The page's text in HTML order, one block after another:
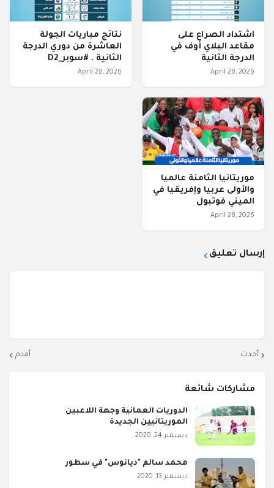
اشتداد الصراع على
مقاعد البلاي أوف في
الدرجة الثانية
April 28, 2026
نتائج مباريات الجولة
العاشرة من دوري الدرجة
الثانية . #سوبر_D2
April 28, 2026
موريتانيا الثامنة عالميا
والأولى عربيا وإفريقيا في
الميني فوتبول
April 28, 2026
إرسال تعليق
أحدث أقدم
مشاركات شائعة
الدوريات العمانية وجهة اللاعبين
الموريتانيين الجديدة
ديسمبر 24, 2020
محمد سالم "ديانوس" في سطور
ديسمبر 13, 2020